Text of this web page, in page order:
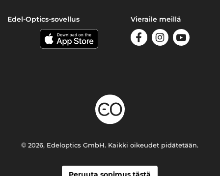
Edel-Optics-sovellus Vieraile meillä
© 2026, Edeloptics GmbH. Kaikki oikeudet pidätetään.